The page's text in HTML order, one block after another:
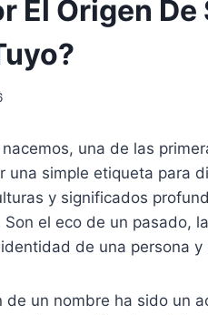
El Origen De
una de las
una simple etiqueta para
y significados
el eco de un pasado,
de una persona y
de un nombre ha sido un